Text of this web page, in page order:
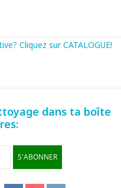
en vinyle
Cliquez sur CATALOGUE!
dans ta boîte
S'ABONNER